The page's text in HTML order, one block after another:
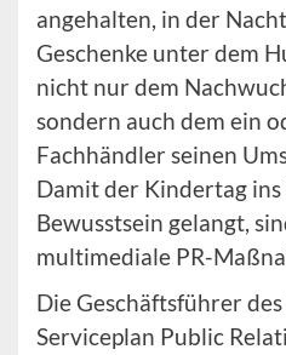
angehalten, in der
Geschenke unter dem
nicht nur dem
sondern auch dem ein
Fachhändler seinen
Damit der Kindertag
Bewusstsein gelangt,
multimediale PR-
Die Geschäftsführer
Serviceplan Public